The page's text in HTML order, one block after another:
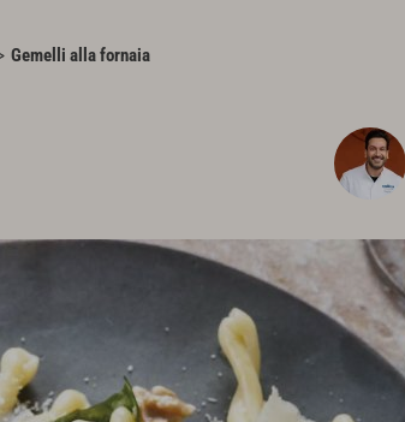
Gemelli alla fornaia